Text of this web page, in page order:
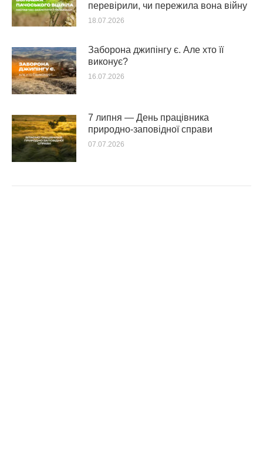
перевірили, чи пережила вона війну
18.07.2026
Заборона джипінгу є. Але хто її
виконує?
16.07.2026
7 липня — День працівника
природно-заповідної справи
07.07.2026